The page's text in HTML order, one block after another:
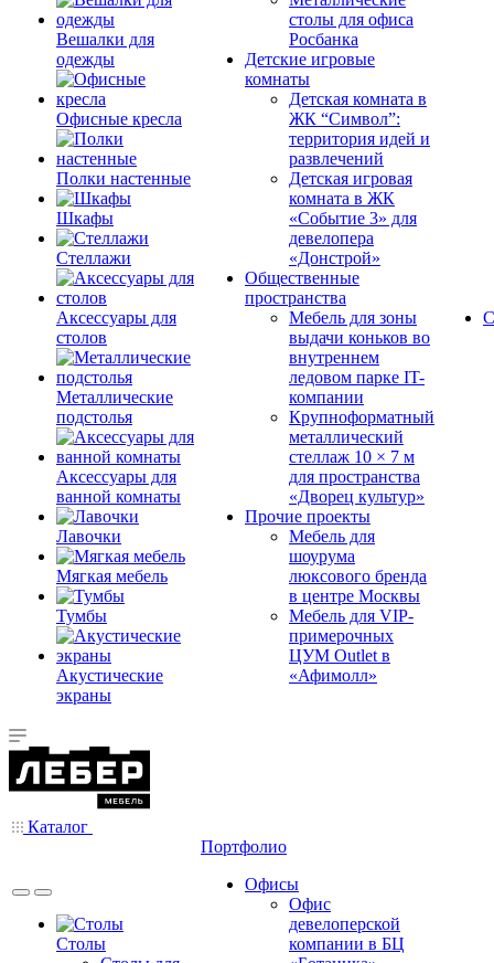
Вешалки для
одежды
Офисные кресла
Полки настенные
Шкафы
Стеллажи
Аксессуары для
столов
Металлические
подстолья
Аксессуары для
ванной комнаты
Лавочки
Мягкая мебель
Тумбы
Акустические
экраны
столы для офиса
Росбанка
Детские игровые
комнаты
Детская комната в
ЖК “Символ”:
территория идей и
развлечений
Детская игровая
комната в ЖК
«Событие 3» для
девелопера
«Донстрой»
Общественные
пространства
Мебель для зоны
выдачи коньков во
внутреннем
ледовом парке IT-
компании
Крупноформатный
металлический
стеллаж 10 × 7 м
для пространства
«Дворец культур»
Прочие проекты
Мебель для
шоурума
люксового бренда
в центре Москвы
Мебель для VIP-
примерочных
ЦУМ Outlet в
«Афимолл»
Каталог
Столы
Портфолио
Офисы
Офис
девелоперской
компании в БЦ